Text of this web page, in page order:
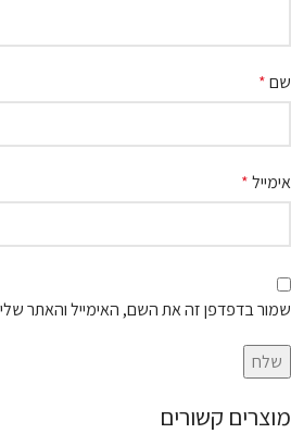
שם*
אימייל*
שמור בדפדפן זה את השם, האימייל והאתר
מוצרים קשורים